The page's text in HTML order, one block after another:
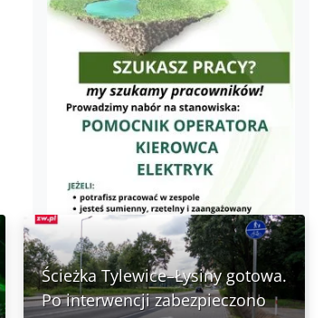
Ścieżka Tylewice–Łysiny gotowa.
Po interwencji zabezpieczono